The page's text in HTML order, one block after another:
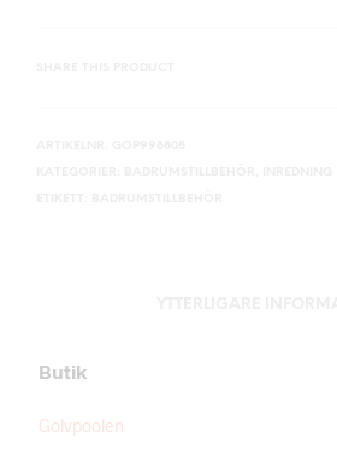
Butik
Golvpoolen